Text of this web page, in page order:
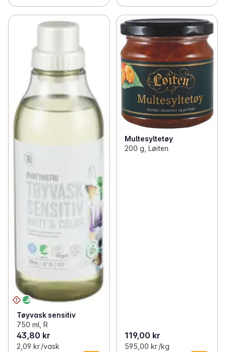
Tøyvask sensitiv
750 ml, R
43,80 kr
2,09 kr /vask
Multesyltetøy
200 g, Løiten
119,00 kr
595,00 kr /kg